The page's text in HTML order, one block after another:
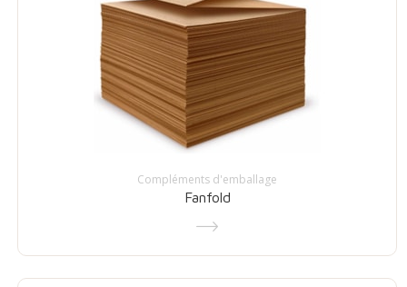
Compléments d'emballage
Fanfold